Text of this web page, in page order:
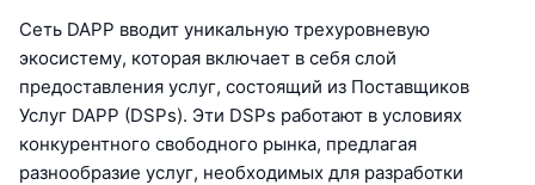
Сеть DAPP вводит уникальную трехуровневую
экосистему, которая включает в себя слой
предоставления услуг, состоящий из Поставщиков
Услуг DAPP (DSPs). Эти DSPs работают в условиях
конкурентного свободного рынка, предлагая
разнообразие услуг, необходимых для разработки